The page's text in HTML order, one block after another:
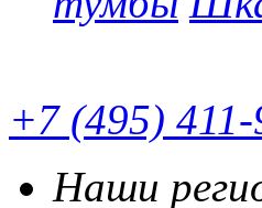
+7 (495)
Наши